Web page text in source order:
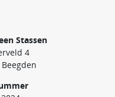
Stassen
4